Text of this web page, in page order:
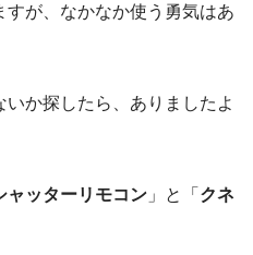
が、なかなか使う勇気はあ
か探したら、ありましたよ
ャッターリモコン 」と「 クネ